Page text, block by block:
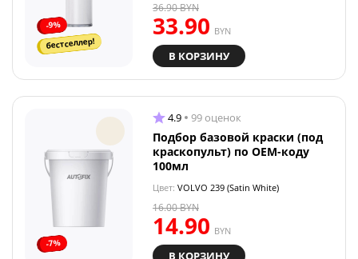
-9%
бестселлер!
33.90 BYN
36.90BYN
В КОРЗИНУ
-7%
4.9 99 оценок
Подбор базовой краски (под
краскопульт) по OEM-коду
100мл
Цвет: VOLVO 239 (Satin White)
14.90 BYN
16.00BYN
В КОРЗИНУ